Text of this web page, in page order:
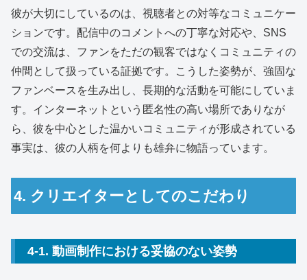
彼が大切にしているのは、視聴者との対等なコミュニケー
ションです。配信中のコメントへの丁寧な対応や、SNS
での交流は、ファンをただの観客ではなくコミュニティの
仲間として扱っている証拠です。こうした姿勢が、強固な
ファンベースを生み出し、長期的な活動を可能にしていま
す。インターネットという匿名性の高い場所でありなが
ら、彼を中心とした温かいコミュニティが形成されている
事実は、彼の人柄を何よりも雄弁に物語っています。
4. クリエイターとしてのこだわり
4-1. 動画制作における妥協のない姿勢